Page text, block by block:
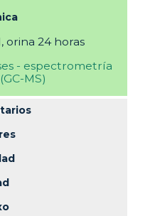
orina 24 horas
- espectrometría
MS)